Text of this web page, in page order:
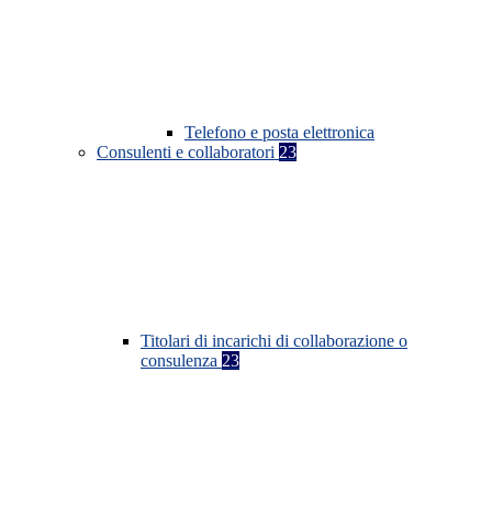
Telefono e posta elettronica
Consulenti e collaboratori 23
Titolari di incarichi di collaborazione o
consulenza 23